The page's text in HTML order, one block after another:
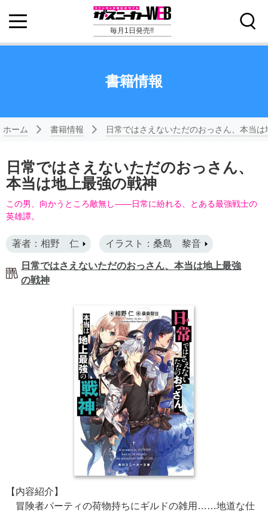
毎月1日発売!!
書籍情報
ホーム 書籍情報 日常ではさえないただのおっさん、本当は
日常ではさえないただのおっさん、
本当は地上最強の戦神
この男、向かうところ敵無し――日常に紛れる、とある最強戦士の
英雄譚。
著者：相野 仁 イラスト：桑島 黎音
日常ではさえないただのおっさん、本当は地上最強
の戦神
【内容紹介】
冒険者パーティの荷物持ちにギルドの雑用……地道な仕